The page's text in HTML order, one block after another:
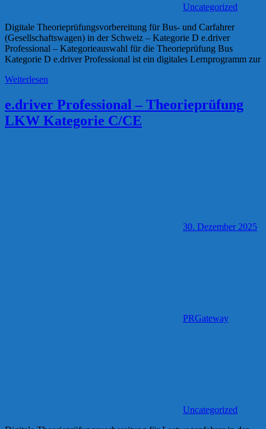
Uncategorized
Digitale Theorieprüfungsvorbereitung für Bus- und Carfahrer
(Gesellschaftswagen) in der Schweiz – Kategorie D e.driver
Professional – Kategorieauswahl für die Theorieprüfung Bus
Kategorie D e.driver Professional ist ein digitales Lernprogramm zur
Weiterlesen
e.driver Professional – Theorieprüfung
LKW Kategorie C/CE
30. Dezember 2025
PRGateway
Uncategorized